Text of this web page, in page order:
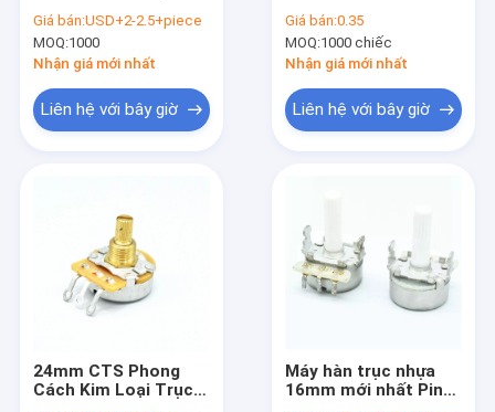
B100k
Giá bán:USD+2-2.5+piece
MOQ:1000
Nhận giá mới nhất
Liên hệ với bây giờ
Giá bán:0.35
MOQ:1000 chiếc
Nhận giá mới nhất
Liên hệ với bây giờ
24mm CTS Phong
Cách Kim Loại Trục
Máy hàn trục nhựa
16mm mới nhất Pin